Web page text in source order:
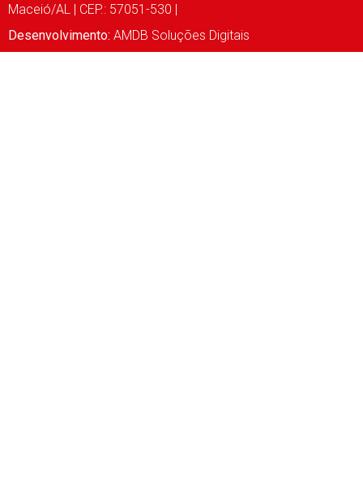
Maceió/AL | CEP.: 57051-530 |
Desenvolvimento: AMDB Soluções Digitais